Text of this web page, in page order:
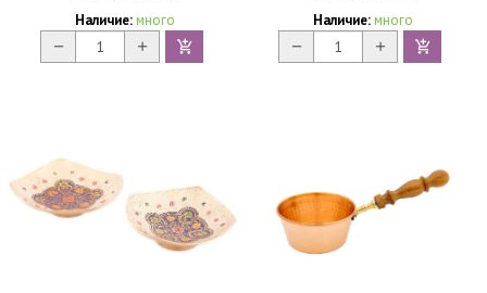
Наличие: много Наличие: много